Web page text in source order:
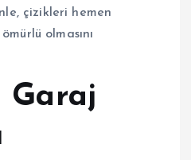
çizikleri hemen
olmasını
Garaj